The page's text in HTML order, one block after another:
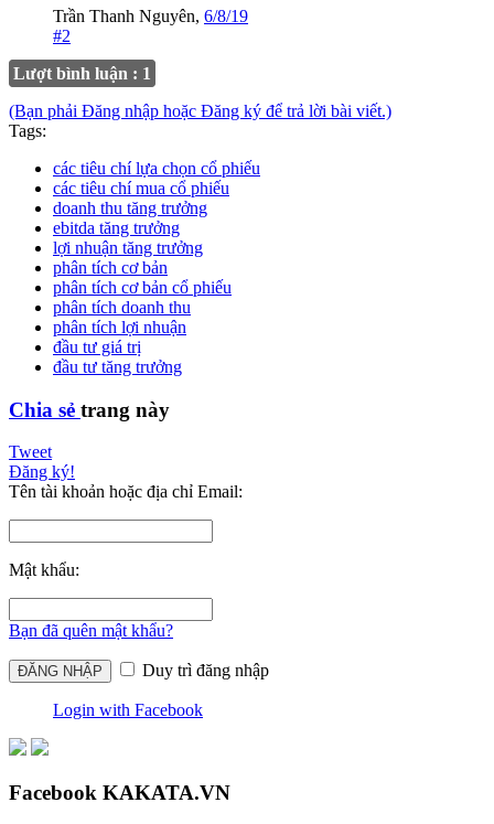
Trần Thanh Nguyên, 6/8/19
#2
Lượt bình luận : 1
(Bạn phải Đăng nhập hoặc Đăng ký để trả lời bài viết.)
Tags:
các tiêu chí lựa chọn cổ phiếu
các tiêu chí mua cổ phiếu
doanh thu tăng trưởng
ebitda tăng trưởng
lợi nhuận tăng trưởng
phân tích cơ bản
phân tích cơ bản cổ phiếu
phân tích doanh thu
phân tích lợi nhuận
đầu tư giá trị
đầu tư tăng trưởng
Chia sẻ trang này
Tweet
Đăng ký!
Tên tài khoản hoặc địa chỉ Email:
Mật khẩu:
Bạn đã quên mật khẩu?
Duy trì đăng nhập
Login with Facebook
Facebook KAKATA.VN